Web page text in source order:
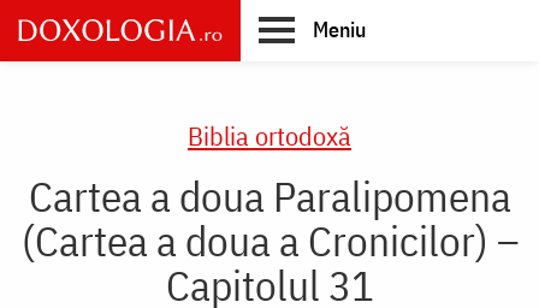
Skip
to
main
Meniu
Biblia ortodoxă
Cartea a doua Paralipomena
(Cartea a doua a Cronicilor) –
Capitolul 31